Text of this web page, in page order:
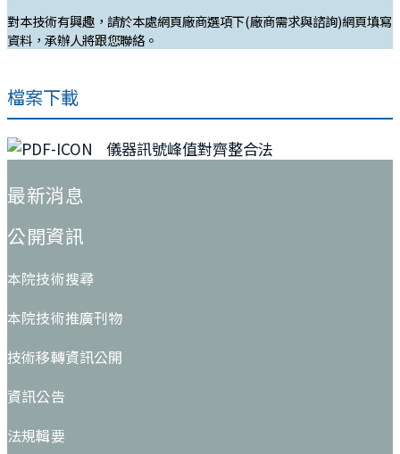
對本技術有興趣，請於本處網頁廠商選項下(廠商需求與諮詢)網頁填寫
資料，承辦人將跟您聯絡。
檔案下載
儀器訊號峰值對齊整合法
最新消息
公開資訊
本院技術搜尋
本院技術推廣刊物
技術移轉資訊公開
資訊公告
法規輯要